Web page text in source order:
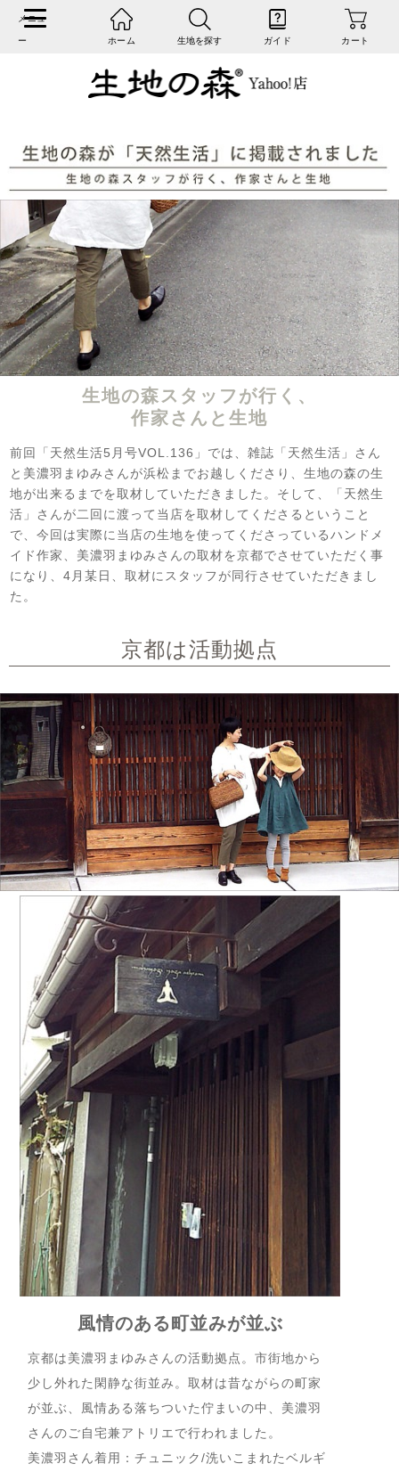
ホーム 生地を探す ガイド カート
生地の森スタッフが行く、
作家さんと生地
前回「天然生活5月号VOL.136」 では、雑誌「天然生活」さん
と美濃羽まゆみさんが浜松までお越しくださり、生地の森の生
地が出来るまでを取材していただきました。 そして、「天然生
活」さんが二回に渡って当店を取材してくださるということ
で、今回は実際に当店の生地を使ってくださっているハンドメ
イド作家、 美濃羽まゆみさんの取材を京都でさせていただく事
になり、4月某日、取材にスタッフが同行させていただきまし
た。
京都は活動拠点
風情のある町並みが並ぶ
京都は美濃羽まゆみさんの活動拠点。市街地から
少し外れた閑静な街並み。取材は昔ながらの町家
が並ぶ、風情ある落ちついた佇まいの中、美濃羽
さんのご自宅兼アトリエで行われました。
美濃羽さん着用：チュニック/洗いこまれたベルギ